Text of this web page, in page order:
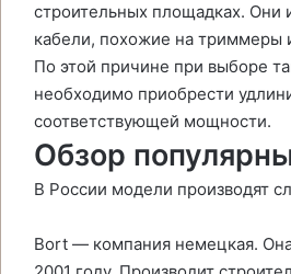
строительных площадках. Они
кабели, похожие на триммеры
По этой причине при выборе
необходимо приобрести
соответствующей мощности.
Обзор
В России модели производят
Bort — компания немецкая.